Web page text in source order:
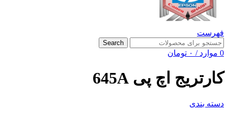
فهرست
Search
0 موارد / ۰ تومان
کارتریج اچ پی 645A
دسته بندی